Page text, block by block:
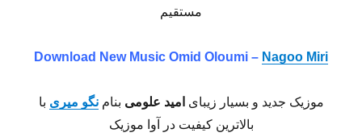
مستقیم
Download New Music Omid Oloumi – Nagoo Miri
موزیک جدید و بسیار زیبای امید علومی بنام نگو میری با
بالاترین کیفیت در آوا موزیک